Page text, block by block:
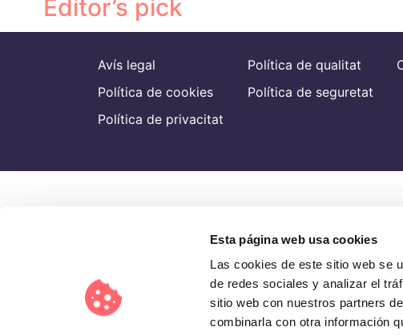
Esta página web usa cookies
Las cookies de este sitio web se
de redes sociales y analizar el
sitio web con nuestros partners
combinarla con otra información
Editor’s pick
Avís legal
Política de cookies
Política de privacitat
Política de qualitat
Política de seguretat